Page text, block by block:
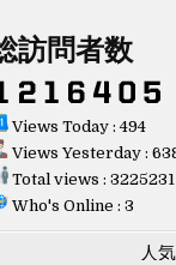
訪問者数
Views Today : 494
Views Yesterday :
Total views : 3225231
Who's Online : 3
人